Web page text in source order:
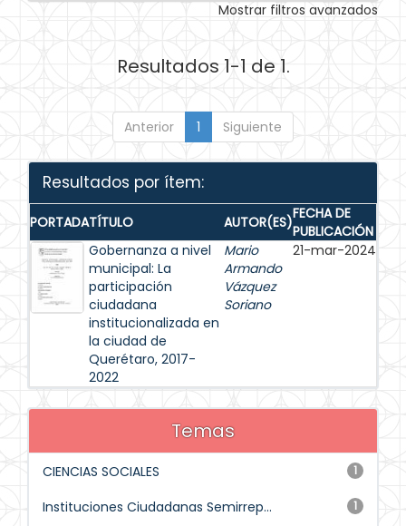
Mostrar filtros avanzados
Resultados 1-1 de 1.
Anterior 1 Siguiente
Resultados por ítem:
PORTADATÍTULO AUTOR(ES)FECHA DE
PUBLICACIÓN
Gobernanza a nivel
municipal: La
participación
ciudadana
institucionalizada en
la ciudad de
Querétaro, 2017-
2022
Mario
Armando
Vázquez
Soriano
21-mar-2024
Temas
1
CIENCIAS SOCIALES
1
Instituciones Ciudadanas Semirrep...